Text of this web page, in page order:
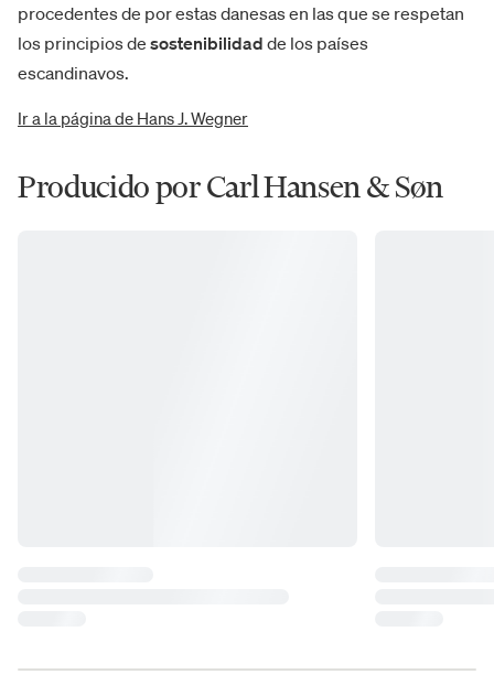
procedentes de por estas danesas en las que se respetan
los principios de sostenibilidad de los países
escandinavos.
Ir a la página de Hans J. Wegner
Producido por Carl Hansen & Søn